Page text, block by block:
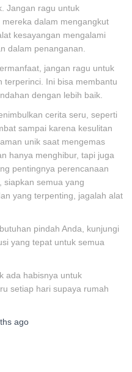
Jangan ragu untuk
dalam mengangkut
kesayangan mengalami
dalam penanganan.
jangan ragu untuk
terperinci. Ini bisa membantu
dengan lebih baik.
cerita seru, seperti
sampai karena kesulitan
unik saat mengemas
hanya menghibur, tapi juga
pentingnya perencanaan
siapkan semua yang
yang terpenting, jagalah alat
pindah Anda, kunjungi
yang tepat untuk semua
ada habisnya untuk
setiap hari supaya rumah
ago